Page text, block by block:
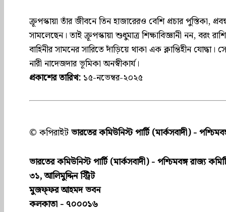
ক্রূপস্কায়া তাঁর জীবনে তিন হাজারেরও বেশি প্রচার পুস্তিকা,
সামলেছেন। তাই ক্রূপস্কায়া শুধুমাত্র শিক্ষাবিজ্ঞানী নন, বরং
বাহিনীর সামনের সারিতে দাঁড়িয়ে থাকা এক ক্লান্তিহীন যোদ্ধা।
নারী নাদেজদার ভূমিকা অনস্বীকার্য।
প্রকাশের তারিখ: ১৫-নভেম্বর-২০২৫
© কপিরাইটভারতের কমিউনিস্ট পার্টি (মার্কসবাদী) -
ভারতের কমিউনিস্ট পার্টি (মার্কসবাদী) - পশ্চিমবঙ্গ রাজ্য
৩১, আলিমুদ্দিন স্ট্রিট
মুজফ্ফ‌র আহমদ ভবন
কলকাতা - ৭০০০১৬